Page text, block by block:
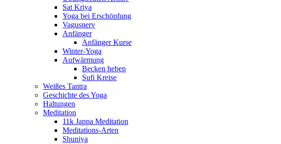
Sat Kriya
Yoga bei Erschöpfung
Vagusnerv
Anfänger
Anfänger Kurse
Winter-Yoga
Aufwärmung
Becken heben
Sufi Kreise
Weißes Tantra
Geschichte des Yoga
Haltungen
Meditation
11k Jappa Meditation
Meditations-Arten
Shuniya